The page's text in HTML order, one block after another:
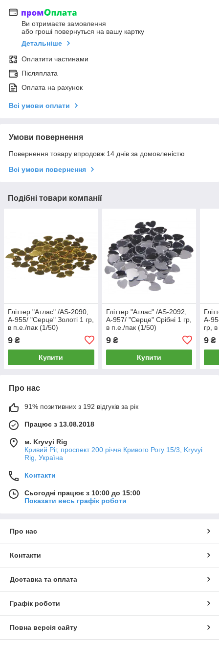
Ви отримаєте замовлення
або гроші повернуться на вашу картку
Детальніше
Оплатити частинами
Післяплата
Оплата на рахунок
Всі умови оплати
Умови повернення
Повернення товару впродовж 14 днів за домовленістю
Всі умови повернення
Подібні товари компанії
Гліттер "Атлас" /AS-2090,
А-955/ "Серце" Золоті 1 гр,
в п.е./пак (1/50)
9 ₴
Купити
Гліттер "Атлас" /AS-2092,
А-957/ "Серце" Срібні 1 гр,
в п.е./пак (1/50)
9₴
Купити
А-
гр,
9 ₴
Про нас
91% позитивних з 192 відгуків за рік
Працює з 13.08.2018
м. Kryvyi Rig
Кривий Ріг, проспект 200 річчя Кривого Рогу 15/3, Kryvyi
Rig, Україна
Контакти
Сьогодні працює з 10:00 до 15:00
Показати весь графік роботи
Про нас
Контакти
Доставка та оплата
Графік роботи
Повна версія сайту